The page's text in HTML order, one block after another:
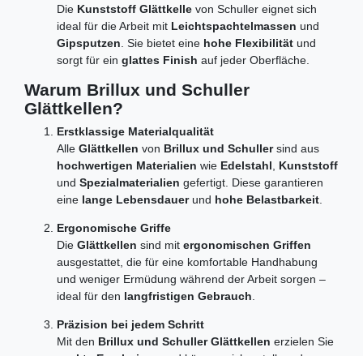
Die Kunststoff Glättkelle von Schuller eignet sich
ideal für die Arbeit mit Leichtspachtelmassen und
Gipsputzen . Sie bietet eine hohe Flexibilität und
sorgt für ein glattes Finish auf jeder Oberfläche.
Warum Brillux und Schuller
Glättkellen?
Erstklassige Materialqualität
Alle Glättkellen von Brillux und Schullersind aus
hochwertigen Materialien wie Edelstahl
Kunststoff
und Spezialmaterialien gefertigt. Diese garantieren
eine lange Lebensdauerund hohe Belastbarkeit
Ergonomische Griffe
Die Glättkellen sind mit ergonomischen Griffen
ausgestattet, die für eine komfortable Handhabung
und weniger Ermüdung während der Arbeit sorgen –
ideal für den langfristigen Gebrauch
Präzision bei jedem Schritt
Mit den Brillux und Schuller Glättkellen erzielen Sie